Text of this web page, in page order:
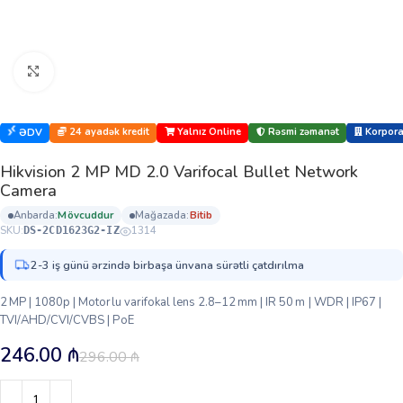
ƏDV 24 ayadək kredit Yalnız Online Rəsmi zəmanət
Hikvision 2 MP MD 2.0 Varifocal Bullet Network
Camera
anbarda: mövcuddur mağazada:
bi̇ti̇b
SKU: DS-2CD1623G2-IZ 1314
2-3 iş günü ərzində birbaşa ünvana sürətli çatdırılma
2 MP | 1080p | Motorlu varifokal lens 2.8–12 mm | IR 50 m | WDR | IP67 |
TVI/AHD/CVI/CVBS | PoE
296.00₼
246.00 ₼